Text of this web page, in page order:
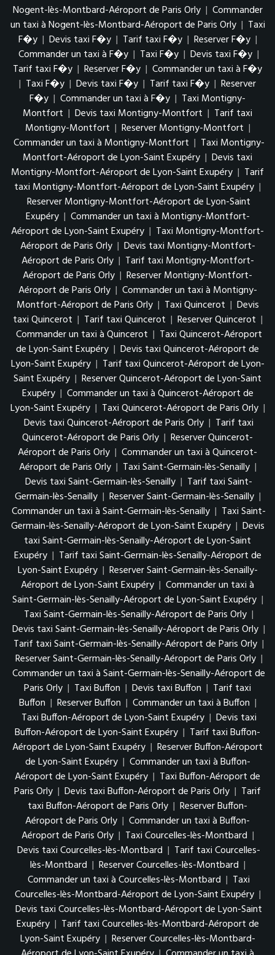
Nogent-lès-Montbard-Aéroport de Paris Orly | Commander
un taxi à Nogent-lès-Montbard-Aéroport de Paris Orly | Taxi
F�y | Devis taxi F�y | Tarif taxi F�y | Reserver F�y |
Commander un taxi à F�y | Taxi F�y | Devis taxi F�y |
Tarif taxi F�y | Reserver F�y | Commander un taxi à F�y
| Taxi F�y | Devis taxi F�y | Tarif taxi F�y | Reserver
F�y | Commander un taxi à F�y | Taxi Montigny-
Montfort | Devis taxi Montigny-Montfort | Tarif taxi
Montigny-Montfort | Reserver Montigny-Montfort |
Commander un taxi à Montigny-Montfort | Taxi Montigny-
Montfort-Aéroport de Lyon-Saint Exupéry | Devis taxi
Montigny-Montfort-Aéroport de Lyon-Saint Exupéry | Tarif
taxi Montigny-Montfort-Aéroport de Lyon-Saint Exupéry |
Reserver Montigny-Montfort-Aéroport de Lyon-Saint
Exupéry | Commander un taxi à Montigny-Montfort-
Aéroport de Lyon-Saint Exupéry | Taxi Montigny-Montfort-
Aéroport de Paris Orly | Devis taxi Montigny-Montfort-
Aéroport de Paris Orly | Tarif taxi Montigny-Montfort-
Aéroport de Paris Orly | Reserver Montigny-Montfort-
Aéroport de Paris Orly | Commander un taxi à Montigny-
Montfort-Aéroport de Paris Orly | Taxi Quincerot | Devis
taxi Quincerot | Tarif taxi Quincerot | Reserver Quincerot |
Commander un taxi à Quincerot | Taxi Quincerot-Aéroport
de Lyon-Saint Exupéry | Devis taxi Quincerot-Aéroport de
Lyon-Saint Exupéry | Tarif taxi Quincerot-Aéroport de Lyon-
Saint Exupéry | Reserver Quincerot-Aéroport de Lyon-Saint
Exupéry | Commander un taxi à Quincerot-Aéroport de
Lyon-Saint Exupéry | Taxi Quincerot-Aéroport de Paris Orly |
Devis taxi Quincerot-Aéroport de Paris Orly | Tarif taxi
Quincerot-Aéroport de Paris Orly | Reserver Quincerot-
Aéroport de Paris Orly | Commander un taxi à Quincerot-
Aéroport de Paris Orly | Taxi Saint-Germain-lès-Senailly |
Devis taxi Saint-Germain-lès-Senailly | Tarif taxi Saint-
Germain-lès-Senailly | Reserver Saint-Germain-lès-Senailly |
Commander un taxi à Saint-Germain-lès-Senailly | Taxi Saint-
Germain-lès-Senailly-Aéroport de Lyon-Saint Exupéry | Devis
taxi Saint-Germain-lès-Senailly-Aéroport de Lyon-Saint
Exupéry | Tarif taxi Saint-Germain-lès-Senailly-Aéroport de
Lyon-Saint Exupéry | Reserver Saint-Germain-lès-Senailly-
Aéroport de Lyon-Saint Exupéry | Commander un taxi à
Saint-Germain-lès-Senailly-Aéroport de Lyon-Saint Exupéry |
Taxi Saint-Germain-lès-Senailly-Aéroport de Paris Orly |
Devis taxi Saint-Germain-lès-Senailly-Aéroport de Paris Orly |
Tarif taxi Saint-Germain-lès-Senailly-Aéroport de Paris Orly |
Reserver Saint-Germain-lès-Senailly-Aéroport de Paris Orly |
Commander un taxi à Saint-Germain-lès-Senailly-Aéroport de
Paris Orly | Taxi Buffon | Devis taxi Buffon | Tarif taxi
Buffon | Reserver Buffon | Commander un taxi à Buffon |
Taxi Buffon-Aéroport de Lyon-Saint Exupéry | Devis taxi
Buffon-Aéroport de Lyon-Saint Exupéry | Tarif taxi Buffon-
Aéroport de Lyon-Saint Exupéry | Reserver Buffon-Aéroport
de Lyon-Saint Exupéry | Commander un taxi à Buffon-
Aéroport de Lyon-Saint Exupéry | Taxi Buffon-Aéroport de
Paris Orly | Devis taxi Buffon-Aéroport de Paris Orly | Tarif
taxi Buffon-Aéroport de Paris Orly | Reserver Buffon-
Aéroport de Paris Orly | Commander un taxi à Buffon-
Aéroport de Paris Orly | Taxi Courcelles-lès-Montbard |
Devis taxi Courcelles-lès-Montbard | Tarif taxi Courcelles-
lès-Montbard | Reserver Courcelles-lès-Montbard |
Commander un taxi à Courcelles-lès-Montbard | Taxi
Courcelles-lès-Montbard-Aéroport de Lyon-Saint Exupéry |
Devis taxi Courcelles-lès-Montbard-Aéroport de Lyon-Saint
Exupéry | Tarif taxi Courcelles-lès-Montbard-Aéroport de
Lyon-Saint Exupéry | Reserver Courcelles-lès-Montbard-